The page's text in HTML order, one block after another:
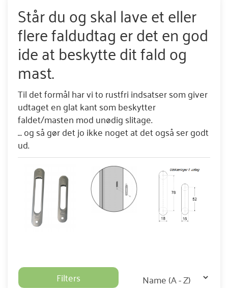
Står du og skal lave et eller
flere faldudtag er det en god
ide at beskytte dit fald og
mast.
Til det formål har vi to rustfri indsatser som giver
udtaget en glat kant som beskytter
faldet/masten mod unødig slitage.
… og så gør det jo ikke noget at det også ser godt
ud.
Filters